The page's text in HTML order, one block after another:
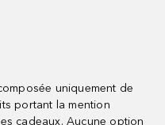
uniquement de
portant la mention
cadeaux. Aucune option